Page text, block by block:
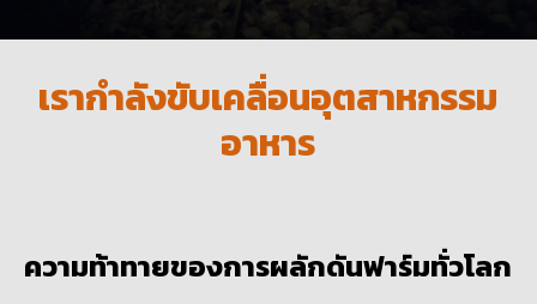
เรากำลังขับเคลื่อนอุตสาหกรรม
อาหาร
ความท้าทายของการผลักดันฟาร์มทั่วโลก